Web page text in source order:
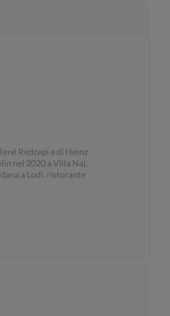
Redzepi e di Heinz
nel 2020 a Villa Naj,
a Lodi, ristorante